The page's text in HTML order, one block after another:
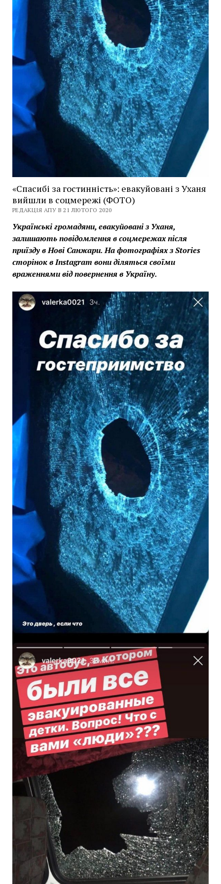
«Спасибі за гостинність»: евакуйовані з Уханя
вийшли в соцмережі (ФОТО)
РЕДАКЦІЯ АПУ В 21 ЛЮТОГО 2020
Українські громадяни, евакуйовані з Уханя,
залишають повідомлення в соцмережах після
приїзду в Нові Санжари. На фотографіях з Stories
сторінок в Instagram вони діляться своїми
враженнями від повернення в Україну.